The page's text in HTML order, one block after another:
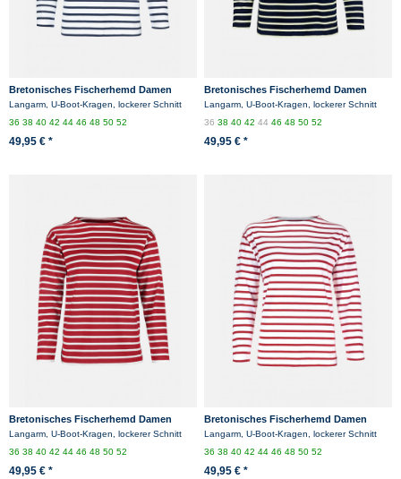
Bretonisches Fischerhemd Damen
Langarm - Streifenshirt -
weiss/blaugestreift
Langarm, U-Boot-Kragen, lockerer Schnitt
363840424446485052
49,95 € *
Bretonisches Fischerhemd Damen
Langarm - Streifenshirt -
blau/ecrugestreift
Langarm, U-Boot-Kragen, lockerer Schnitt
363840424446485052
49,95 € *
Bretonisches Fischerhemd Damen
Langarm - Streifenshirt -
rot/weissgestreift
Langarm, U-Boot-Kragen, lockerer Schnitt
363840424446485052
49,95 € *
Bretonisches Fischerhemd Damen
Langarm - Streifenshirt -
weiß/rotgestreift
Langarm, U-Boot-Kragen, lockerer Schnitt
363840424446485052
49,95 € *